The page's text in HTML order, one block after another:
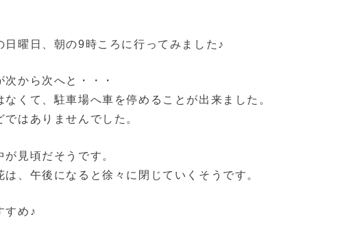
日曜日、朝の9時ころに行ってみました♪
から次へと・・・
なくて、駐車場へ車を停めることが出来ました。
はありませんでした。
見頃だそうです。
、午後になると徐々に閉じていくそうです。
すめ♪